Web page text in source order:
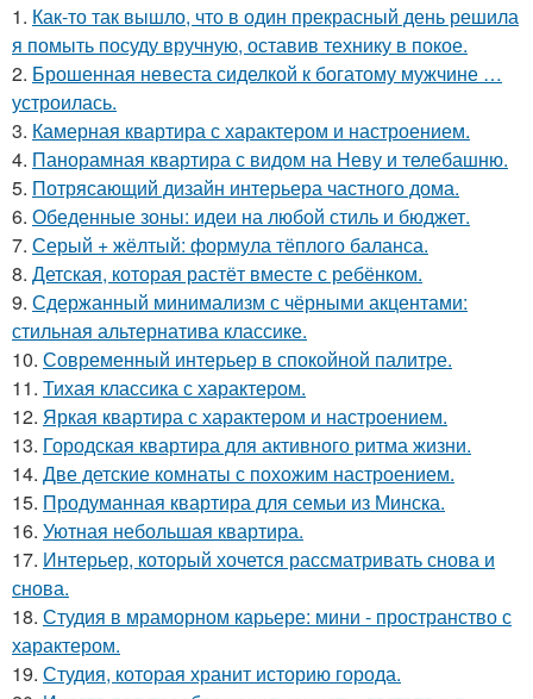
1. Как-то так вышло, что в один прекрасный день решила
я помыть посуду вручную, оставив технику в покое.
2. Брошенная невеста сиделкой к богатому мужчине …
устроилась.
3. Камерная квартира с характером и настроением.
4. Панорамная квартира с видом на Неву и телебашню.
5. Потрясающий дизайн интерьера частного дома.
6. Обеденные зоны: идеи на любой стиль и бюджет.
7. Серый + жёлтый: формула тёплого баланса.
8. Детская, которая растёт вместе с ребёнком.
9. Сдержанный минимализм с чёрными акцентами:
стильная альтернатива классике.
10. Современный интерьер в спокойной палитре.
11. Тихая классика с характером.
12. Яркая квартира с характером и настроением.
13. Городская квартира для активного ритма жизни.
14. Две детские комнаты с похожим настроением.
15. Продуманная квартира для семьи из Минска.
16. Уютная небольшая квартира.
17. Интерьер, который хочется рассматривать снова и
снова.
18. Студия в мраморном карьере: мини - пространство с
характером.
19. Студия, которая хранит историю города.